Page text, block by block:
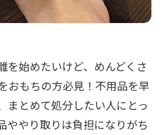
を始めたいけど、めんどくさ
おもちの方必見！不用品を早
まとめて処分したい人にとっ
ややり取りは負担になりがち